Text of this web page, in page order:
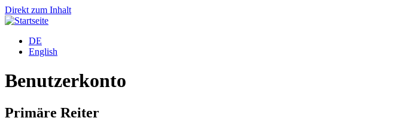
Direkt zum Inhalt
DE
English
Benutzerkonto
Primäre Reiter